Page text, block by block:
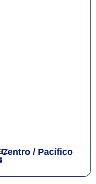
/ Pacífico